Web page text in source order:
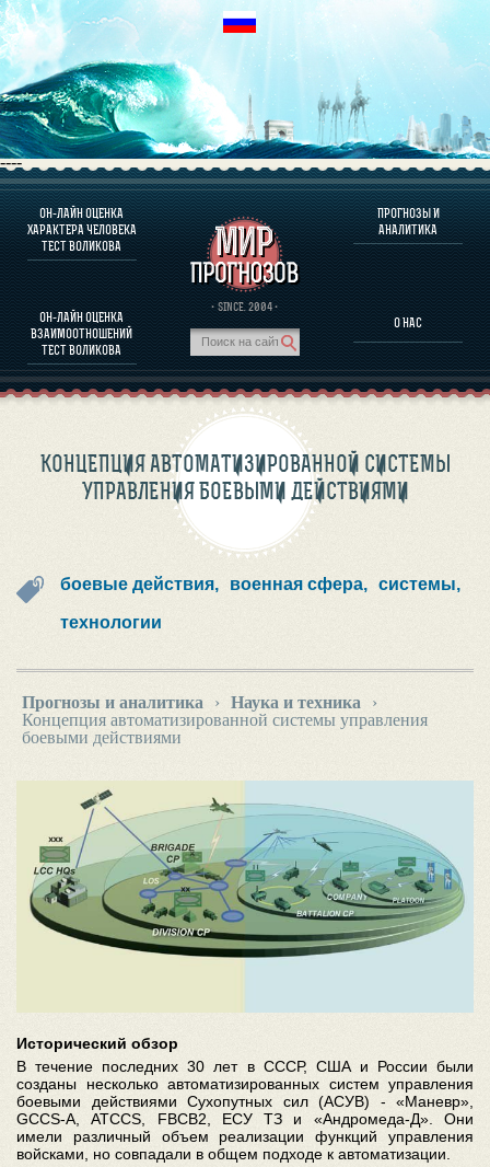
----
ОН-ЛАЙН ОЦЕНКА
ХАРАКТЕРА ЧЕЛОВЕКА
ТЕСТ ВОЛИКОВА
ОН-ЛАЙН ОЦЕНКА
ВЗАИМООТНОШЕНИЙ
ТЕСТ ВОЛИКОВА
· SINCE. 2004 ·
ПРОГНОЗЫ И
АНАЛИТИКА
О НАС
О ПРОГРАММЕ
ОЦЕНКА ХАРАКТЕРA ЧЕЛОВЕКА
ОЦЕНКА ХАРАКТЕРА ВЫДАЮЩИХСЯ ЛИЧНОСТЕЙ
О ПРОГРАММЕ
ПРОГНОЗЫ И АНАЛИТИКА
КОНЦЕПЦИЯ АВТОМАТИЗИРОВАННОЙ СИСТЕМЫ
УПРАВЛЕНИЯ БОЕВЫМИ ДЕЙСТВИЯМИ
боевые действия, военная сфера, системы,
технологии
Прогнозы и аналитика › Наука и техника
›
Концепция автоматизированной системы управления
боевыми действиями
Исторический обзор
В течение последних 30 лет в СССР, США и России были
созданы несколько автоматизированных систем управления
боевыми действиями Сухопутных сил (АСУВ) - «Маневр»,
GCCS-А, ATCCS, FBCB2, ЕСУ ТЗ и «Андромеда-Д». Они
имели различный объем реализации функций управления
войсками, но совпадали в общем подходе к автоматизации.